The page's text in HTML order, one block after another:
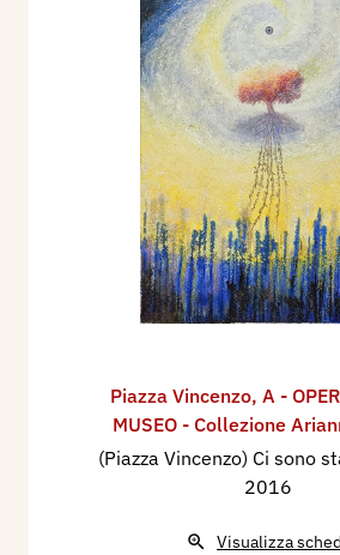
Piazza Vincenzo, A -
MUSEO - Collezione
(Piazza Vincenzo) Ci sono
2016
Visualizza